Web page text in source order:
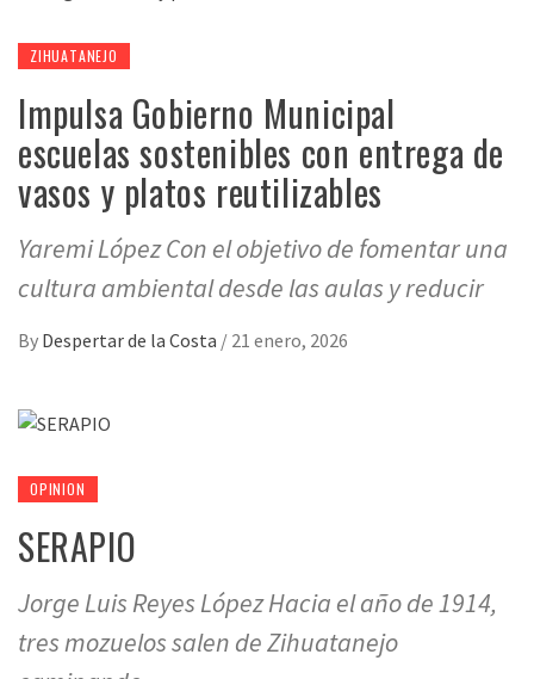
ZIHUATANEJO
Impulsa Gobierno Municipal
escuelas sostenibles con entrega de
vasos y platos reutilizables
Yaremi López Con el objetivo de fomentar una
cultura ambiental desde las aulas y reducir
By Despertar de la Costa / 21 enero, 2026
OPINION
SERAPIO
Jorge Luis Reyes López Hacia el año de 1914,
tres mozuelos salen de Zihuatanejo